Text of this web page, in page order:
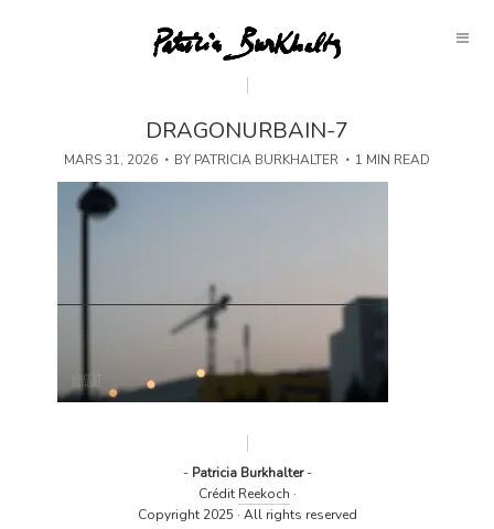
DRAGONURBAIN-7
MARS 31, 2026 BY PATRICIA BURKHALTER 1 MIN READ
- Patricia Burkhalter-
Crédit Reekoch ·
Copyright 2025 · All rights reserved